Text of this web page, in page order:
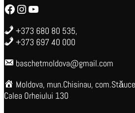
Facebook Instagram YouTube
+373 680 80 535,
+373 697 40 000
baschetmoldova@gmail.com
Moldova, mun.Chisinau,
Calea Orheiului 130